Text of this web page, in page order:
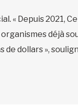
« Depuis 2021,
déjà
dollars »,